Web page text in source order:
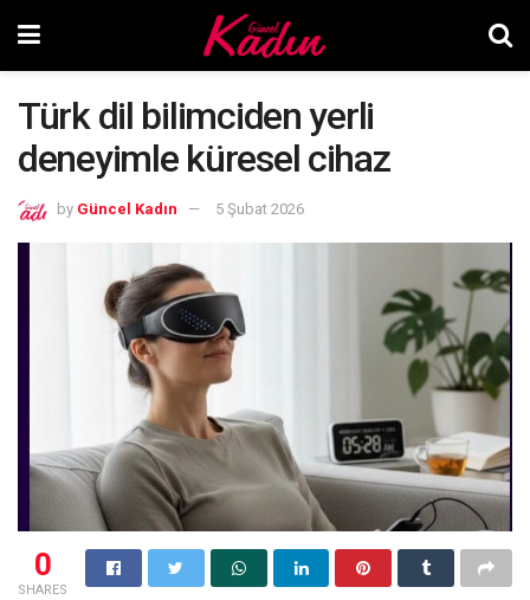
Türk dil bilimciden yerli
deneyimle küresel cihaz
by Güncel Kadın 5 Şubat 2026
0
SHARES